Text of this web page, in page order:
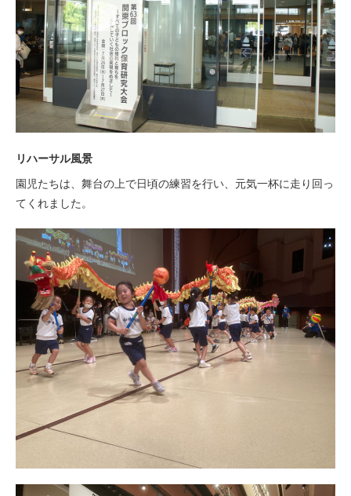
リハーサル風景
園児たちは、舞台の上で日頃の練習を行い、元気一杯に走り回っ
てくれました。